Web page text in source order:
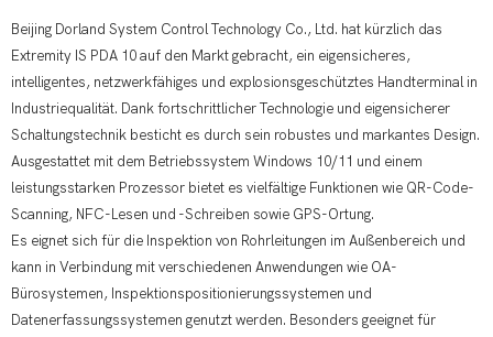
Beijing Dorland System Control Technology Co., Ltd. hat kürzlich das
Extremity IS PDA 10 auf den Markt gebracht, ein eigensicheres,
intelligentes, netzwerkfähiges und explosionsgeschütztes Handterminal in
Industriequalität. Dank fortschrittlicher Technologie und eigensicherer
Schaltungstechnik besticht es durch sein robustes und markantes Design.
Ausgestattet mit dem Betriebssystem Windows 10/11 und einem
leistungsstarken Prozessor bietet es vielfältige Funktionen wie QR-Code-
Scanning, NFC-Lesen und -Schreiben sowie GPS-Ortung.
Es eignet sich für die Inspektion von Rohrleitungen im Außenbereich und
kann in Verbindung mit verschiedenen Anwendungen wie OA-
Bürosystemen, Inspektionspositionierungssystemen und
Datenerfassungssystemen genutzt werden. Besonders geeignet für